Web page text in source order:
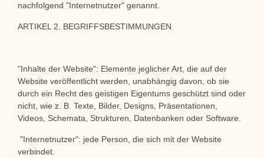
nachfolgend "Internetnutzer" genannt.
ARTIKEL 2. BEGRIFFSBESTIMMUNGEN
"Inhalte der Website": Elemente jeglicher Art, die auf der
Website veröffentlicht werden, unabhängig davon, ob sie
durch ein Recht des geistigen Eigentums geschützt sind oder
nicht, wie z. B. Texte, Bilder, Designs, Präsentationen,
Videos, Schemata, Strukturen, Datenbanken oder Software.
"Internetnutzer": jede Person, die sich mit der Website
verbindet.